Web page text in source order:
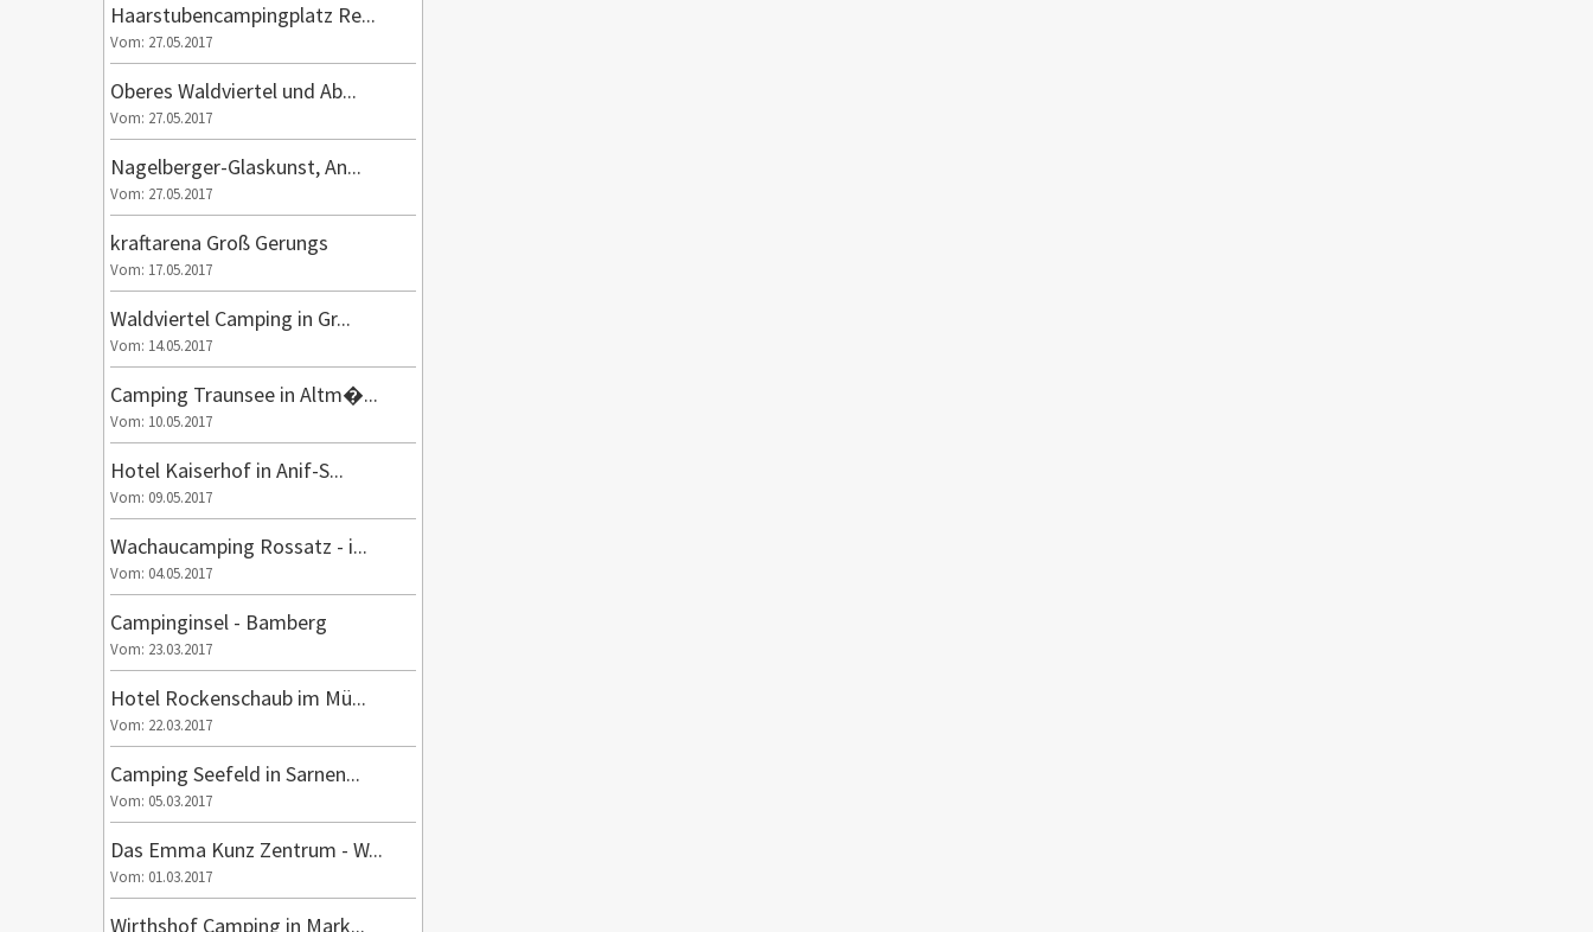
Haarstubencampingplatz Re...
Vom: 27.05.2017
Oberes Waldviertel und Ab...
Vom: 27.05.2017
Nagelberger-Glaskunst, An...
Vom: 27.05.2017
kraftarena Groß Gerungs
Vom: 17.05.2017
Waldviertel Camping in Gr...
Vom: 14.05.2017
Camping Traunsee in Altm�...
Vom: 10.05.2017
Hotel Kaiserhof in Anif-S...
Vom: 09.05.2017
Wachaucamping Rossatz - i...
Vom: 04.05.2017
Campinginsel - Bamberg
Vom: 23.03.2017
Hotel Rockenschaub im Mü...
Vom: 22.03.2017
Camping Seefeld in Sarnen...
Vom: 05.03.2017
Das Emma Kunz Zentrum - W...
Vom: 01.03.2017
Wirthshof Camping in Mark...